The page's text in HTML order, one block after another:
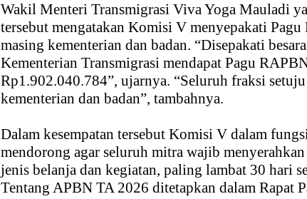
Wakil Menteri Transmigrasi Viva Yoga Mauladi
tersebut mengatakan Komisi V menyepakati
masing kementerian dan badan. “Disepakati
Kementerian Transmigrasi mendapat Pagu
Rp1.902.040.784”, ujarnya. “Seluruh fraksi
kementerian dan badan”, tambahnya.
Dalam kesempatan tersebut Komisi V dalam
mendorong agar seluruh mitra wajib
jenis belanja dan kegiatan, paling lambat 30 hari
Tentang APBN TA 2026 ditetapkan dalam Rapat